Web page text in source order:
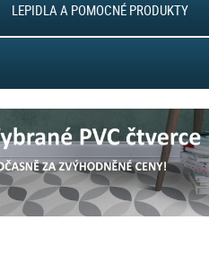
LEPIDLA A POMOCNÉ PRODUKTY